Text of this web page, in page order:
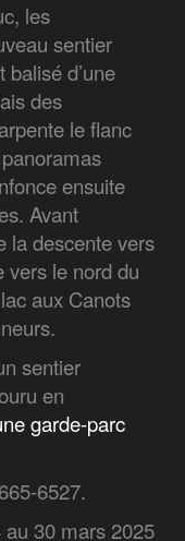
les
sentier
d’une
des
le flanc
ensuite
Avant
la descente vers
vers le nord du
aux Canots
sentier
en
garde-parc
6527.
30 mars 2025